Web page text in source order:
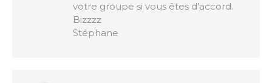
votre groupe si vous êtes d’accord.
Bizzzz
Stéphane